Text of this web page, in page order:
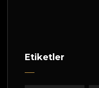
Etiketler